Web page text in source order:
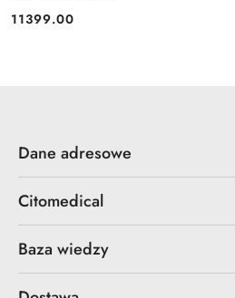
Cena:
11399.00
Dane adresowe
Citomedical
Baza wiedzy